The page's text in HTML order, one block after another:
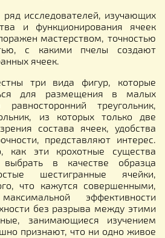
ряд исследователей, изучающих
и функционирования ячеек
мастерством, точностью
с какими пчелы создают
ячеек.
три вида фигур, которые
для размещения в малых
равносторонний треугольник,
из которых только две
состава ячеек, удобства
представляют интерес.
как эти крохотные существа
в качестве образца
шестигранные ячейки,
что кажутся совершенными,
эффективности
без разрыва между этими
занимающиеся изучением
признают, что ни одно живое